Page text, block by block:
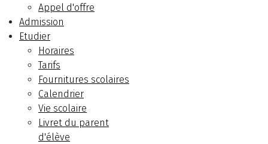
Appel d'offre
Admission
Etudier
Horaires
Tarifs
Fournitures scolaires
Calendrier
Vie scolaire
Livret du parent
d'élève